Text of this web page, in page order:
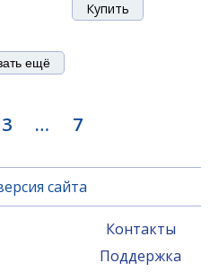
ещё
3 … 7
сайта
Контакты
Поддержка